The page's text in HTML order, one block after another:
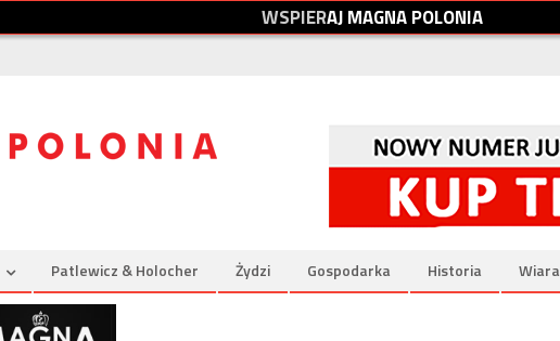
WSPIERAJMAGNAPOLONIA
Patlewicz & Holocher Żydzi Gospodarka Historia Wiara